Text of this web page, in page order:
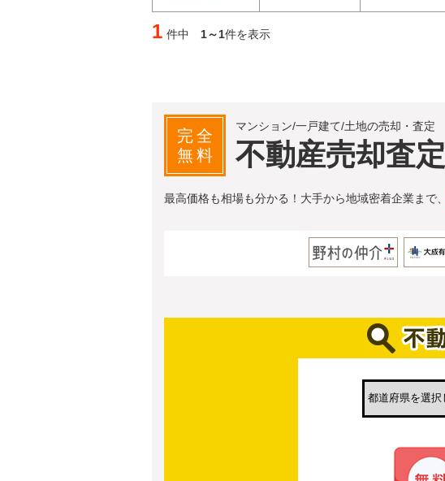
1 件中 1～1件を表示
完全
無料
マンション/一戸建て/土地の売却・査定
不動産売却査定
最高価格も相場も分かる！大手から地域密着企業まで、